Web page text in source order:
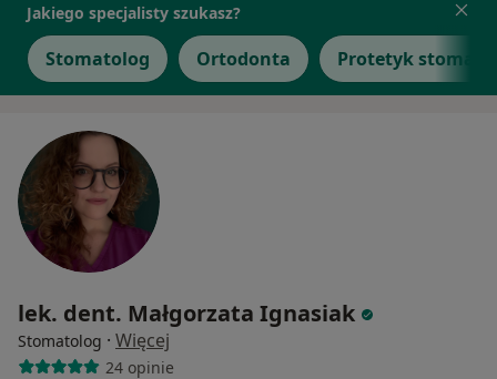
Jakiego specjalisty szukasz?
Stomatolog Ortodonta Protetyk
lek. dent. Małgorzata Ignasiak
Stomatolog · Więcej
24 opinie